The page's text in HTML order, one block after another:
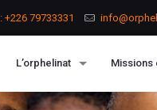
+226 79733331
L’orphelinat Missions